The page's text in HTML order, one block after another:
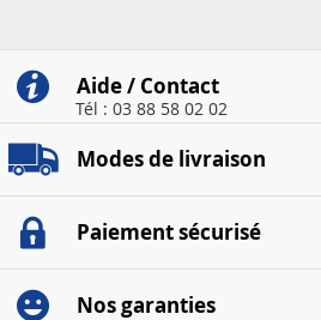
Aide / Contact
Tél : 03 88 58 02 02
Modes de livraison
Paiement sécurisé
Nos garanties